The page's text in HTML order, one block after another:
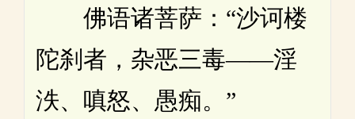
佛语诸菩萨：“沙诃楼
陀刹者，杂恶三毒——淫
泆、嗔怒、愚痴。”